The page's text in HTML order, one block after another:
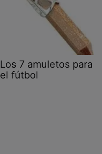
Los 7 amuletos para
el fútbol